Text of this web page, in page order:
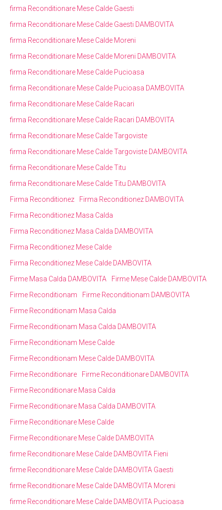
firma Reconditionare Mese Calde Gaesti
firma Reconditionare Mese Calde Gaesti DAMBOVITA
firma Reconditionare Mese Calde Moreni
firma Reconditionare Mese Calde Moreni DAMBOVITA
firma Reconditionare Mese Calde Pucioasa
firma Reconditionare Mese Calde Pucioasa DAMBOVITA
firma Reconditionare Mese Calde Racari
firma Reconditionare Mese Calde Racari DAMBOVITA
firma Reconditionare Mese Calde Targoviste
firma Reconditionare Mese Calde Targoviste DAMBOVITA
firma Reconditionare Mese Calde Titu
firma Reconditionare Mese Calde Titu DAMBOVITA
Firma Reconditionez
Firma Reconditionez DAMBOVITA
Firma Reconditionez Masa Calda
Firma Reconditionez Masa Calda DAMBOVITA
Firma Reconditionez Mese Calde
Firma Reconditionez Mese Calde DAMBOVITA
Firme Masa Calda DAMBOVITA
Firme Mese Calde DAMBOVITA
Firme Reconditionam
Firme Reconditionam DAMBOVITA
Firme Reconditionam Masa Calda
Firme Reconditionam Masa Calda DAMBOVITA
Firme Reconditionam Mese Calde
Firme Reconditionam Mese Calde DAMBOVITA
Firme Reconditionare
Firme Reconditionare DAMBOVITA
Firme Reconditionare Masa Calda
Firme Reconditionare Masa Calda DAMBOVITA
Firme Reconditionare Mese Calde
Firme Reconditionare Mese Calde DAMBOVITA
firme Reconditionare Mese Calde DAMBOVITA Fieni
firme Reconditionare Mese Calde DAMBOVITA Gaesti
firme Reconditionare Mese Calde DAMBOVITA Moreni
firme Reconditionare Mese Calde DAMBOVITA Pucioasa